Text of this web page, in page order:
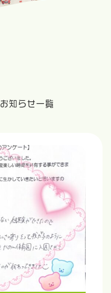
お知らせ一覧